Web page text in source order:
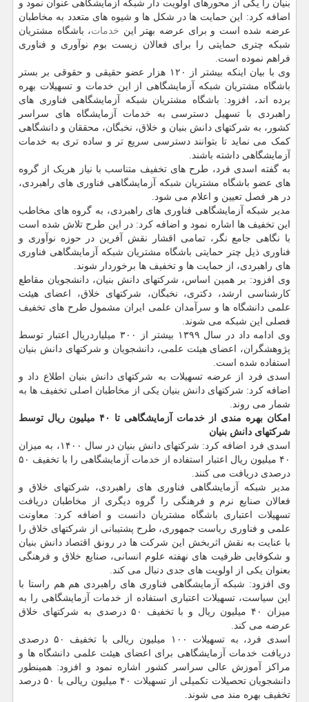
بنیان را یکی از محورهای اولویت دار شبکه آزمایشگاهی عنوان نمود و
اضافه کرد: این حمایت ها در شکل ها و شیوه های متعدد به مخاطبان
عرضه شده است و برای عرضه بهتر این خدمات، باشگاه مشتریان
شبکه چتری حمایتی را برای فعالان زیست بوم نوآوری و فناوری
فراهم نموده است.
وی با بیان اینکه بیشتر از ۱۲۰ هزار عضو حقیقی و حقوقی بر بستر
باشگاه مشتریان شبکه آزمایشگاهی از این خدمات و تسهیلات بهره
برده اند، افزود: باشگاه مشتریان شبکه آزمایشگاهی فناوری های
راهبردی با تسهیل دسترسی به خدمات آزمایشگاه های سراسر
کشور، به شرکتهای دانش بنیان و خلاق، نخبگان، محققان و دانشگاهی
کمک می نماید تا بتوانند دسترسی سریع تر و ساده تری به خدمات
آزمایشگاهی داشته باشند.
به گفته اسدی فرد، طرح های تخفیف متناسب با نیاز هریک از گروه
های عضو باشگاه مشتریان شبکه آزمایشگاهی فناوری های راهبردی،
در هر فصل تعیین و اعلام می شود.
مدیر شبکه آزمایشگاهی فناوری های راهبردی، به گروه های مخاطب
این تخفیف ها اشاره نمود و اضافه کرد: در این طرح تلاش شده است
با نگاهی جامع نگر، تمامی اقشار نقش آفرین در حوزه نوآوری و
فناوری ذیل چتر حمایتی باشگاه مشتریان شبکه آزمایشگاهی فناوری
های راهبردی، از حمایت ها و تخفیف ها برخوردار شوند.
وی افزود: بر همین اساس، شرکتهای دانش بنیان، دانشجویان مقاطع
کارشناسی ارشد، دکتری، نخبگان، شرکتهای خلاق، اعضای هیئت
علمی دانشگاه ها و سرآمدان علمی ایران مشمول طرح های تخفیف
فصلی این شبکه می شوند.
وی ادامه داد در سال ۱۳۹۹ بیشتر از ۳۰۰ میلیاردریال اعتبار توسط
پژوهشگران، اعضای هیئت علمی، دانشجویان و شرکتهای دانش بنیان
استفاده شده است.
اسدی فرد از عرضه تسهیلات به شرکتهای دانش بنیان اطلاع داد و
اضافه کرد: شرکتهای دانش بنیان یکی از مخاطبان اصلی تخفیف ها به
شمار می روند.
امکان بهره مندی از خدمات آزمایشگاهی تا ۴۰ میلیون ریال توسط
شرکتهای دانش بنیان
اسدی فرد اضافه کرد: شرکتهای دانش بنیان در سال ۱۴۰۰، به میزان
۴۰ میلیون ریال اعتبار استفاده از خدمات آزمایشگاهی را با تخفیف ۵۰
درصدی دریافت می کنند.
مدیر شبکه آزمایشگاهی فناوری های راهبردی، شرکتهای خلاق و
فعالان صنایع نرم و فرهنگی را گروه دیگری از مخاطبان دریافت
تسهیلات اعتباری باشگاه مشتریان دانست و اضافه کرد: معاونت
علمی و فناوری ریاست جمهوری، طرح پشتیبانی از شرکتهای خلاق را
با عنایت به نقش اثربخش این شرکت ها در رونق اقتصاد دانش بنیان
و شکوفایی ظرفیت های نهفته علوم انسانی، صنایع خلاق و فرهنگی
بعنوان یکی از اولویت های جدی دنبال می کند.
وی افزود: شبکه آزمایشگاهی فناوری های راهبردی هم هم راستا با
این سیاست، تسهیلات اعتباری استفاده از خدمات آزمایشگاهی را به
میزان ۴۰ میلیون ریال و با تخفیف ۵۰ درصدی به شرکتهای خلاق
عرضه می کند.
اسدی فرد، به تسهیلات ۱۰۰ میلیون ریالی با تخفیف ۵۰ درصدی
دریافت خدمات آزمایشگاهی برای اعضای هیئت علمی دانشگاه ها و
مراکز آموزش عالی سراسر کشور اشاره نمود و افزود: همینطور
دانشجویان تحصیلات تکمیلی از تسهیلات ۴۰ میلیون ریالی با ۵۰ درصد
تخفیف بهره مند می شوند.